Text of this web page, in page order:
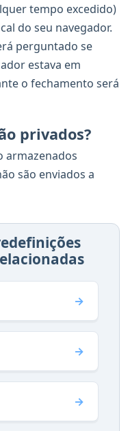
tempo excedido)
do seu navegador.
perguntado se
estava em
o fechamento será
privados?
armazenados
são enviados a